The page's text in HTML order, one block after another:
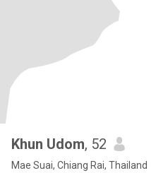
Khun Udom, 52
Mae Suai, Chiang Rai, Thailand